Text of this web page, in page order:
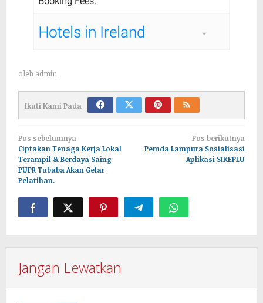
oleh admin
Ikuti Kami Pada
Navigasi
pos
Pos sebelumnya
Ciptakan Tenaga Kerja Lokal
Terampil & Berdaya Saing
PUPR Tubaba Akan Gelar
Pelatihan.
Pos berikutnya
Pemda Lampura Sosialisasi
Aplikasi SIKEPLU
Jangan Lewatkan